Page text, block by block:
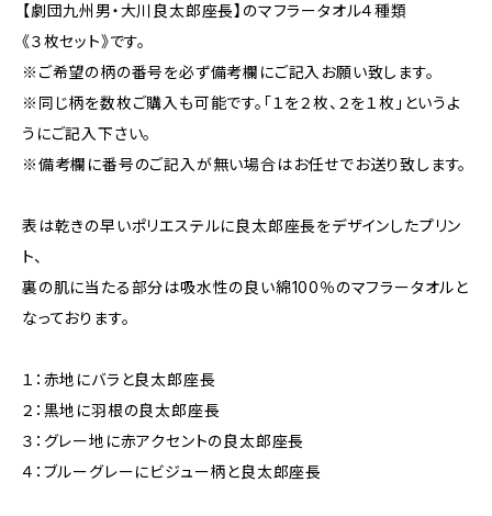
【劇団九州男・大川良太郎座長】のマフラータオル４種類
《３枚セット》です。
※ご希望の柄の番号を必ず備考欄にご記入お願い致します。
※同じ柄を数枚ご購入も可能です。「１を２枚、２を１枚」というよ
うにご記入下さい。
※備考欄に番号のご記入が無い場合はお任せでお送り致します。
表は乾きの早いポリエステルに良太郎座長をデザインしたプリン
ト、
裏の肌に当たる部分は吸水性の良い綿100％のマフラータオルと
なっております。
１：赤地にバラと良太郎座長
２：黒地に羽根の良太郎座長
３：グレー地に赤アクセントの良太郎座長
４：ブルーグレーにビジュー柄と良太郎座長